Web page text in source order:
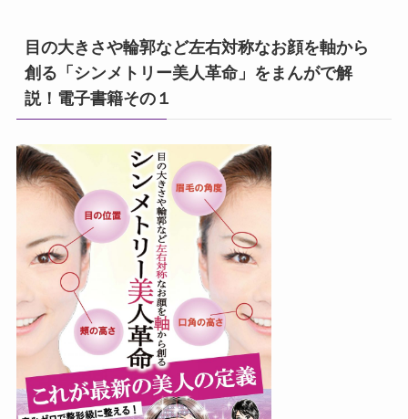
目の大きさや輪郭など左右対称なお顔を軸から
創る「シンメトリー美人革命」をまんがで解
説！電子書籍その１